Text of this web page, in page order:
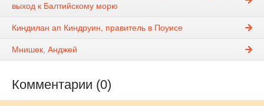
выход к Балтийскому морю
Киндилан ап Киндруин, правитель в Поуисе
Мнишек, Анджей
Комментарии (0)